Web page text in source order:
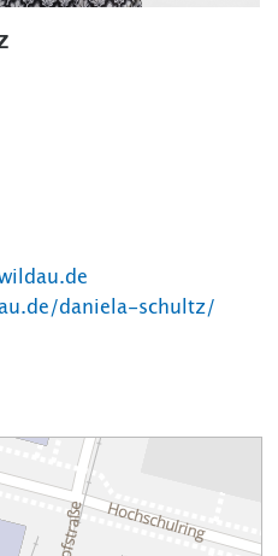
daniela-schultz/